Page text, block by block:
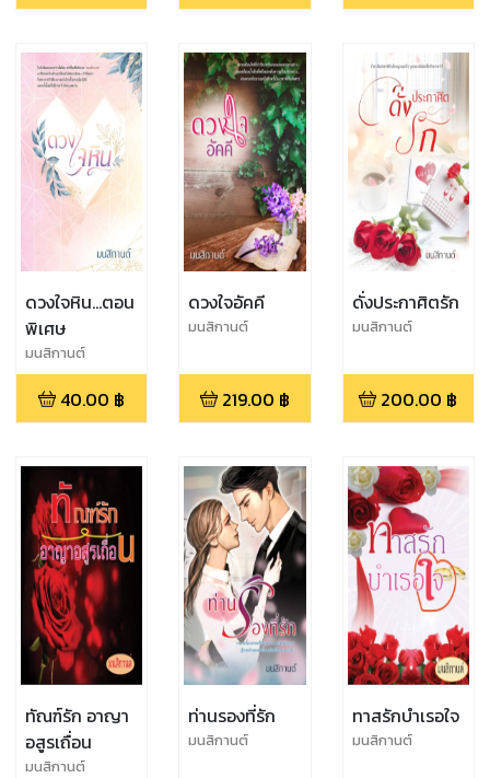
ดวงใจหิน...ตอน
พิเศษ
มนสิกานต์
40.00 ฿
ดวงใจอัคคี
มนสิกานต์
219.00 ฿
ดั่งประกาศิตรัก
มนสิกานต์
200.00 ฿
ทัณฑ์รัก อาญา
อสูรเถื่อน
มนสิกานต์
ท่านรองที่รัก
มนสิกานต์
ทาสรักบำเรอใจ
มนสิกานต์